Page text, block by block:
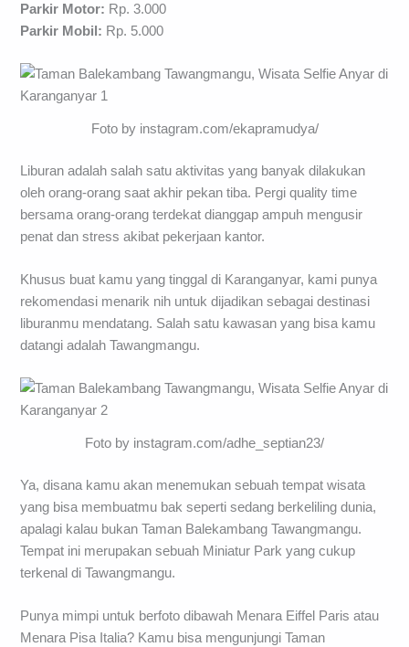
Parkir Motor: Rp. 3.000
Parkir Mobil: Rp. 5.000
Foto by instagram.com/ekapramudya/
Liburan adalah salah satu aktivitas yang banyak dilakukan
oleh orang-orang saat akhir pekan tiba. Pergi quality time
bersama orang-orang terdekat dianggap ampuh mengusir
penat dan stress akibat pekerjaan kantor.
Khusus buat kamu yang tinggal di Karanganyar, kami punya
rekomendasi menarik nih untuk dijadikan sebagai destinasi
liburanmu mendatang. Salah satu kawasan yang bisa kamu
datangi adalah Tawangmangu.
Foto by instagram.com/adhe_septian23/
Ya, disana kamu akan menemukan sebuah tempat wisata
yang bisa membuatmu bak seperti sedang berkeliling dunia,
apalagi kalau bukan Taman Balekambang Tawangmangu.
Tempat ini merupakan sebuah Miniatur Park yang cukup
terkenal di Tawangmangu.
Punya mimpi untuk berfoto dibawah Menara Eiffel Paris atau
Menara Pisa Italia? Kamu bisa mengunjungi Taman